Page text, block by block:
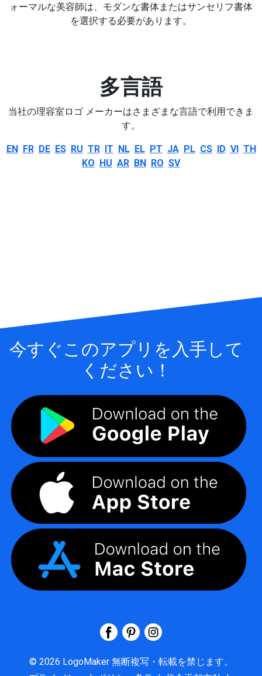
ォーマルな美容師は、モダンな書体またはサンセリフ書体
を選択する必要があります。
多言語
当社の理容室ロゴ メーカーはさまざまな言語で利用できま
す。
EN FR DE ES RU TR IT NL EL PT JA PL CS ID VI TH
KO HU AR BN RO SV
今すぐこのアプリを入手して
ください！
© 2026 LogoMaker 無断複写・転載を禁じます。